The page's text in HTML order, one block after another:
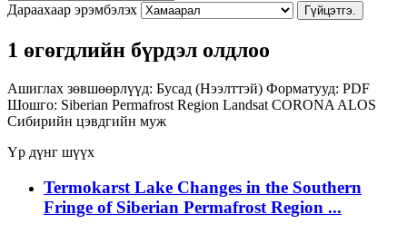
Дараахаар эрэмбэлэх Гүйцэтгэ.
1 өгөгдлийн бүрдэл олдлоо
Ашиглах зөвшөөрлүүд: Бусад (Нээлттэй) Форматууд: PDF
Шошго: Siberian Permafrost Region Landsat CORONA ALOS
Сибирийн цэвдгийн муж
Үр дүнг шүүх
Termokarst Lake Changes in the Southern
Fringe of Siberian Permafrost Region ...